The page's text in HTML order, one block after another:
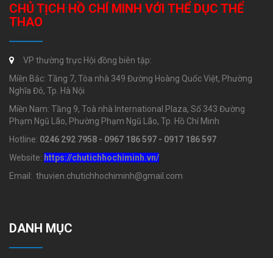
CHỦ TỊCH HỒ CHÍ MINH VỚI THỂ DỤC THỂ
THAO
VP thường trực Hội đồng biên tập:
Miền Bắc: Tầng 7, Tòa nhà 349 Đường Hoàng Quốc Việt, Phường
Nghĩa Đô, Tp. Hà Nội
Miền Nam: Tầng 9, Toà nhà International Plaza, Số 343 Đường
Phạm Ngũ Lão, Phường Phạm Ngũ Lão, Tp. Hồ Chí Minh
Hotline: 0246 292 7958 - 0967 186 597 - 0917 186 597
Website: https://chutichhochiminh.vn/
Email: thuvien.chutichhochiminh@gmail.com
DANH MỤC